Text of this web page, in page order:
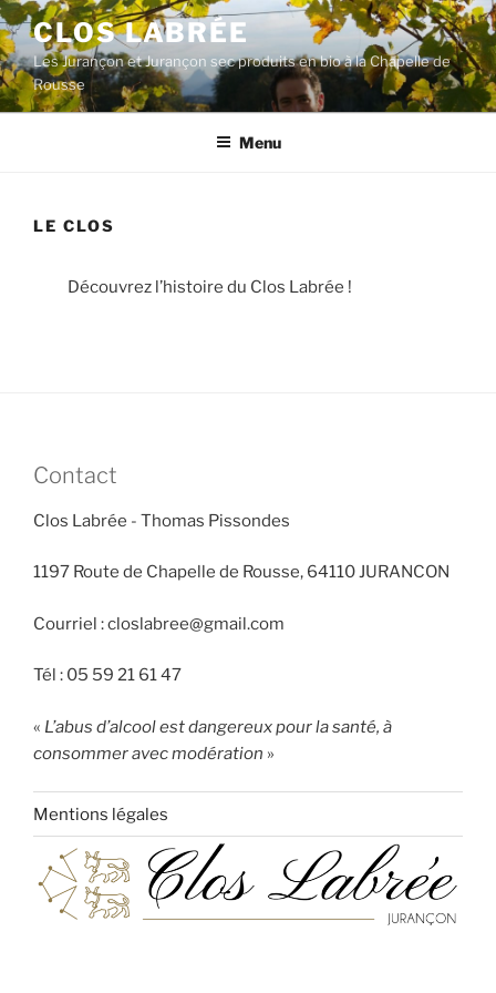
Aller
au
contenu
principal
CLOS LABRÉE
Les Jurançon et Jurançon sec produits en bio à la Chapelle de
Rousse
Menu
LE CLOS
Découvrez l’histoire du Clos Labrée !
Contact
Clos Labrée - Thomas Pissondes
1197 Route de Chapelle de Rousse, 64110 JURANCON
Courriel : closlabree@gmail.com
Tél : 05 59 21 61 47
« L’abus d’alcool est dangereux pour la santé, à
consommer avec modération »
Mentions légales